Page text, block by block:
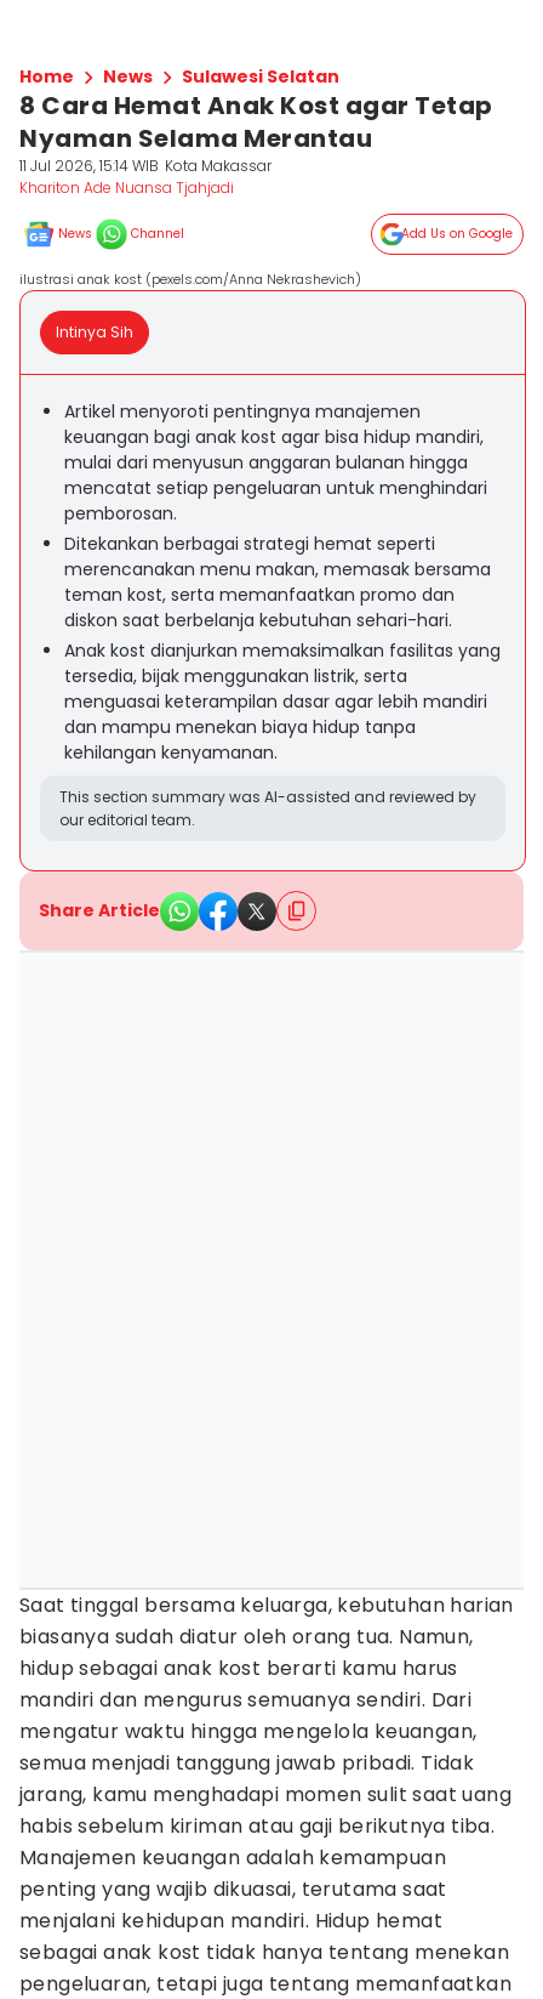
Home News Sulawesi Selatan
8 Cara Hemat Anak Kost agar Tetap
Nyaman Selama Merantau
11 Jul 2026, 15:14 WIB Kota Makassar
Khariton Ade Nuansa Tjahjadi
News Channel Add Us on Google
ilustrasi anak kost (pexels.com/Anna Nekrashevich)
Intinya Sih
Artikel menyoroti pentingnya manajemen
keuangan bagi anak kost agar bisa hidup mandiri,
mulai dari menyusun anggaran bulanan hingga
mencatat setiap pengeluaran untuk menghindari
pemborosan.
Ditekankan berbagai strategi hemat seperti
merencanakan menu makan, memasak bersama
teman kost, serta memanfaatkan promo dan
diskon saat berbelanja kebutuhan sehari-hari.
Anak kost dianjurkan memaksimalkan fasilitas yang
tersedia, bijak menggunakan listrik, serta
menguasai keterampilan dasar agar lebih mandiri
dan mampu menekan biaya hidup tanpa
kehilangan kenyamanan.
This section summary was AI-assisted and reviewed by
our editorial team.
Share Article
Saat tinggal bersama keluarga, kebutuhan harian
biasanya sudah diatur oleh orang tua. Namun,
hidup sebagai anak kost berarti kamu harus
mandiri dan mengurus semuanya sendiri. Dari
mengatur waktu hingga mengelola keuangan,
semua menjadi tanggung jawab pribadi. Tidak
jarang, kamu menghadapi momen sulit saat uang
habis sebelum kiriman atau gaji berikutnya tiba.
Manajemen keuangan adalah kemampuan
penting yang wajib dikuasai, terutama saat
menjalani kehidupan mandiri. Hidup hemat
sebagai anak kost tidak hanya tentang menekan
pengeluaran, tetapi juga tentang memanfaatkan